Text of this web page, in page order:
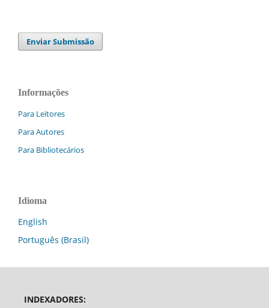
Enviar Submissão
Informações
Para Leitores
Para Autores
Para Bibliotecários
Idioma
English
Português (Brasil)
INDEXADORES: